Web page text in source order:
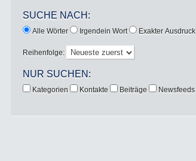
SUCHE NACH:
Alle Wörter Irgendein Wort Exakter Ausdruck
Reihenfolge:
NUR SUCHEN:
Kategorien Kontakte Beiträge Newsfeeds